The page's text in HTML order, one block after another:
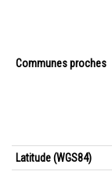
Communes proches
Latitude (WGS84)